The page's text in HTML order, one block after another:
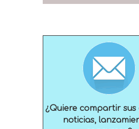
¿Quiere compartir sus
noticias,